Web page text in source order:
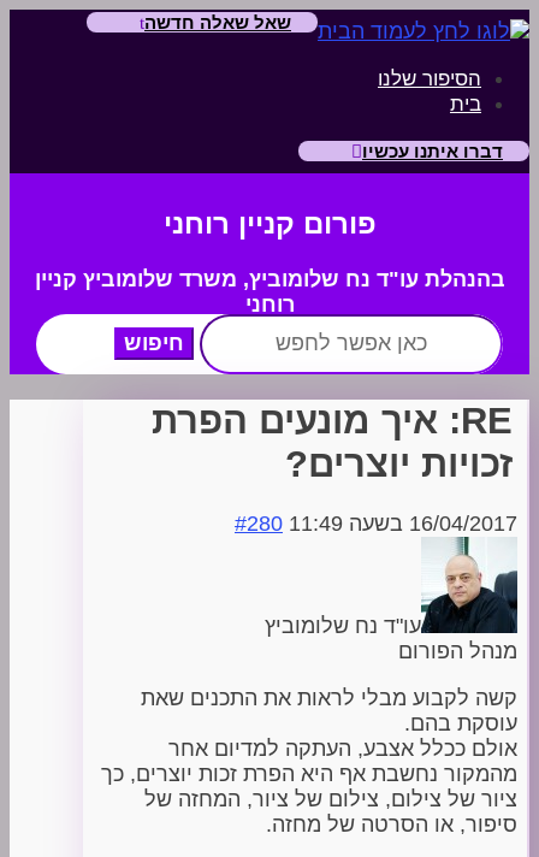
דברו איתנו עכשיו
שאל שאלה חדשה
הסיפור שלנו
בית
פורום קניין רוחני
בהנהלת עו"ד נח שלומוביץ, משרד שלומוביץ קניין
רוחני
חפש:
RE: איך מונעים הפרת
זכויות יוצרים?
16/04/2017 בשעה 11:49 #280
עו"ד נח שלומוביץ
מנהל הפורום
קשה לקבוע מבלי לראות את התכנים שאת
עוסקת בהם.
אולם ככלל אצבע, העתקה למדיום אחר
מהמקור נחשבת אף היא הפרת זכות יוצרים, כך
ציור של צילום, צילום של ציור, המחזה של
סיפור, או הסרטה של מחזה.